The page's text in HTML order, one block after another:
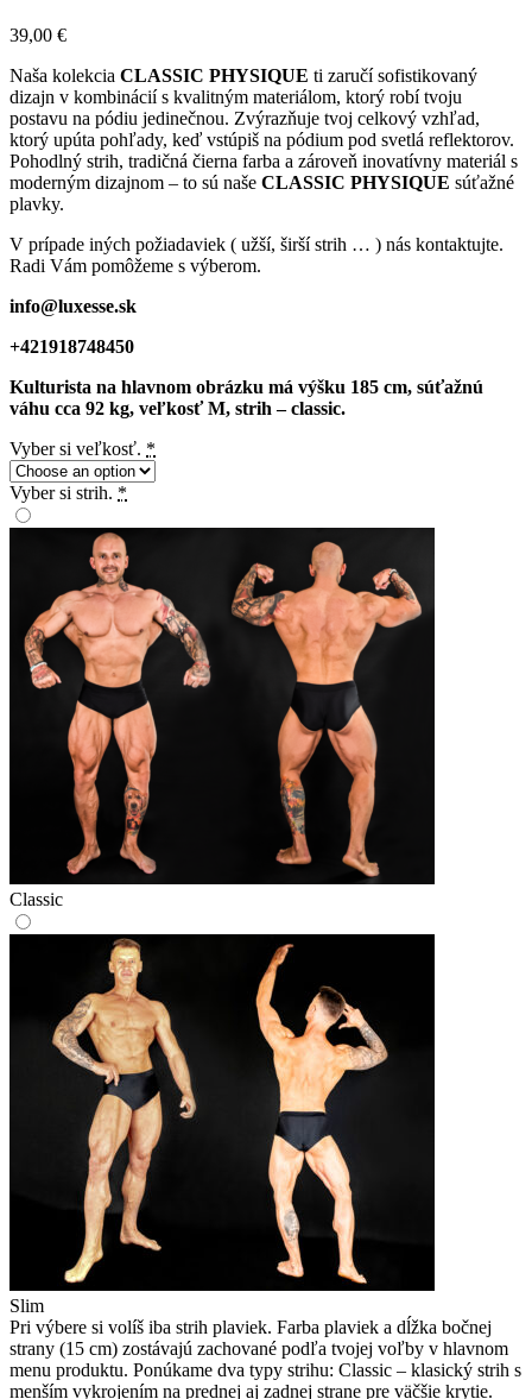
39,00 €
Naša kolekcia CLASSIC PHYSIQUE ti zaručí sofistikovaný
dizajn v kombinácií s kvalitným materiálom, ktorý robí tvoju
postavu na pódiu jedinečnou. Zvýrazňuje tvoj celkový vzhľad,
ktorý upúta pohľady, keď vstúpiš na pódium pod svetlá reflektorov.
Pohodlný strih, tradičná čierna farba a zároveň inovatívny materiál s
moderným dizajnom – to sú naše CLASSIC PHYSIQUE súťažné
plavky.
V prípade iných požiadaviek ( užší, širší strih … ) nás kontaktujte.
Radi Vám pomôžeme s výberom.
info@luxesse.sk
+421918748450
Kulturista na hlavnom obrázku má výšku 185 cm, súťažnú
váhu cca 92 kg, veľkosť M, strih – classic.
Vyber si veľkosť. *
Vyber si strih. *
Classic
Slim
Pri výbere si volíš iba strih plaviek. Farba plaviek a dĺžka bočnej
strany (15 cm) zostávajú zachované podľa tvojej voľby v hlavnom
menu produktu. Ponúkame dva typy strihu: Classic – klasický strih s
menším vykrojením na prednej aj zadnej strane pre väčšie krytie.